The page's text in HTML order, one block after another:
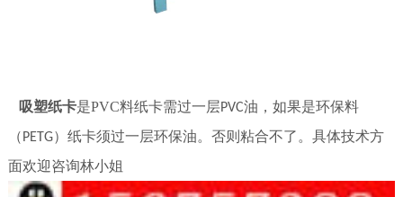
吸塑纸卡是PVC料纸卡需过一层PVC油，如果是环保料
（ PETG）纸卡须过一层环保油。否则粘合不了。具体技术方
面欢迎咨询林小姐